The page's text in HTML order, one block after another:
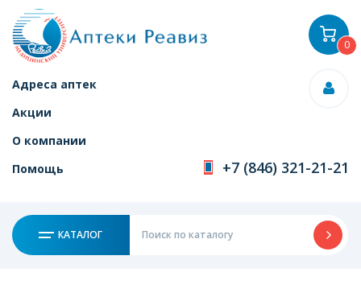
Адреса аптек
Акции
О компании
Помощь
+7 (846) 321-21-21
КАТАЛОГ
0